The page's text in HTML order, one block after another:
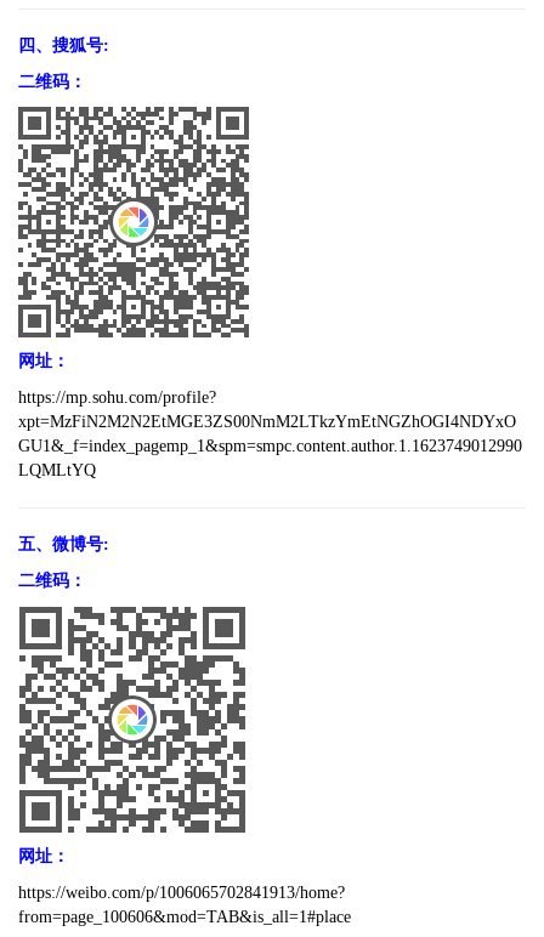
四、搜狐号:
二维码：
网址：
https://mp.sohu.com/profile?
xpt=MzFiN2M2N2EtMGE3ZS00NmM2LTkzYmEtNGZhOGI4NDYxO
GU1&_f=index_pagemp_1&spm=smpc.content.author.1.1623749012990
LQMLtYQ
五、微博号:
二维码：
网址：
https://weibo.com/p/1006065702841913/home?
from=page_100606&mod=TAB&is_all=1#place